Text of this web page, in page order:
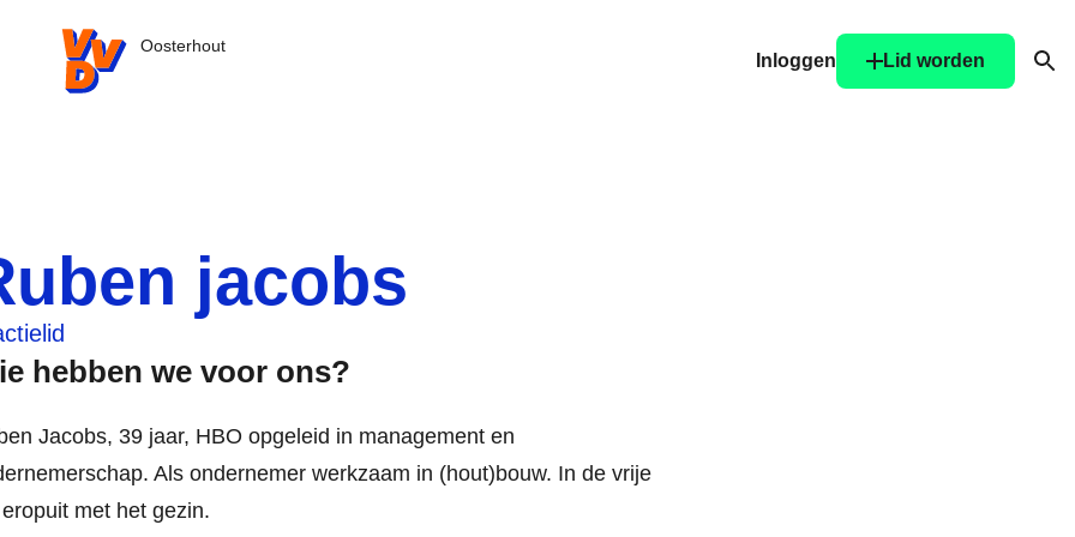
VVD.nl - Ga naar de homepage
Oosterhout
Inloggen
Lid worden
jacobs
hebben we voor ons?
Jacobs, 39 jaar, HBO opgeleid in management en
Als ondernemer werkzaam in (hout)bouw. In de vrije
met het gezin.